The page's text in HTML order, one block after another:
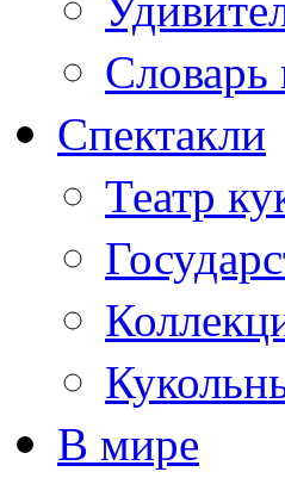
Словарь
Спектакли
Театр
В мире